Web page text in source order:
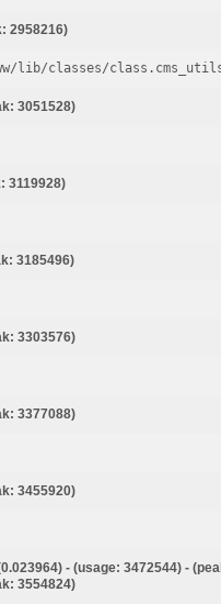
2958216)
lib/classes/
3051528)
3119928)
3185496)
3303576)
3377088)
3455920)
- (usage: 3472544) -
3554824)